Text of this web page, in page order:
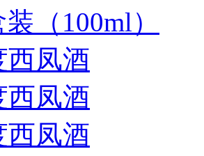
（100ml）
西凤酒
西凤酒
西凤酒